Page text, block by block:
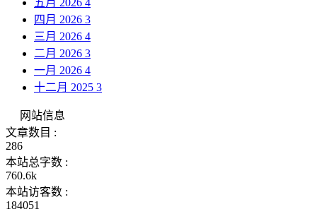
四月 2026 3
三月 2026 4
二月 2026 3
一月 2026 4
十二月 2025 3
网站信息
文章数目 :
286
本站总字数 :
760.6k
本站访客数 :
184051